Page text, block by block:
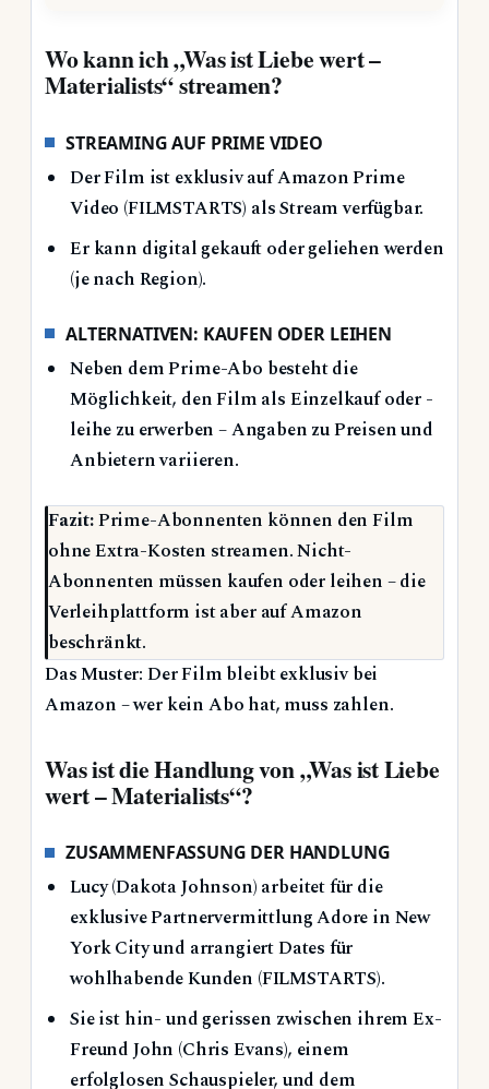
Wo kann ich „Was ist Liebe wert –
Materialists“ streamen?
STREAMING AUF PRIME VIDEO
Der Film ist exklusiv auf Amazon Prime
Video (FILMSTARTS) als Stream verfügbar.
Er kann digital gekauft oder geliehen werden
(je nach Region).
ALTERNATIVEN: KAUFEN ODER LEIHEN
Neben dem Prime-Abo besteht die
Möglichkeit, den Film als Einzelkauf oder -
leihe zu erwerben – Angaben zu Preisen und
Anbietern variieren.
Fazit:Prime-Abonnenten können den Film
ohne Extra-Kosten streamen. Nicht-
Abonnenten müssen kaufen oder leihen – die
Verleihplattform ist aber auf Amazon
beschränkt.
Das Muster: Der Film bleibt exklusiv bei
Amazon – wer kein Abo hat, muss zahlen.
Was ist die Handlung von „Was ist Liebe
wert – Materialists“?
ZUSAMMENFASSUNG DER HANDLUNG
Lucy (Dakota Johnson) arbeitet für die
exklusive Partnervermittlung Adore in New
York City und arrangiert Dates für
wohlhabende Kunden (FILMSTARTS).
Sie ist hin- und gerissen zwischen ihrem Ex-
Freund John (Chris Evans), einem
erfolglosen Schauspieler, und dem